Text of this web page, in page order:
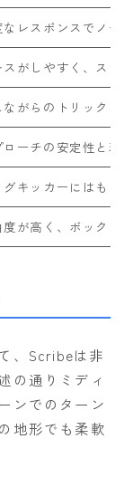
なレスポンスでノ
スがしやすく、ス
ながらのトリック
ローチの安定性と
グキッカーにはも
度が高く、ボック
、Scribeは非
の通りミディ
ンでのターン
地形でも柔軟